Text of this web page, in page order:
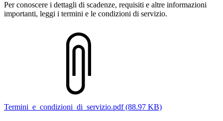
Per conoscere i dettagli di scadenze, requisiti e altre informazioni
importanti, leggi i termini e le condizioni di servizio.
Termini_e_condizioni_di_servizio.pdf (88.97 KB)